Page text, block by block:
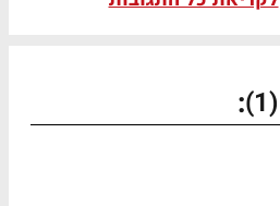
(1)
: